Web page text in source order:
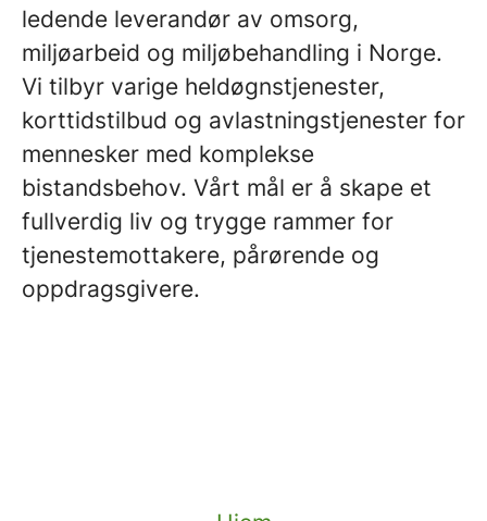
ledende leverandør av omsorg,
miljøarbeid og miljøbehandling i Norge.
Vi tilbyr varige heldøgnstjenester,
korttidstilbud og avlastningstjenester for
mennesker med komplekse
bistandsbehov. Vårt mål er å skape et
fullverdig liv og trygge rammer for
tjenestemottakere, pårørende og
oppdragsgivere.